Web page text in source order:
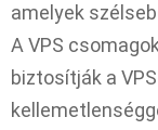
amelyek
A VPS
biztosítják a